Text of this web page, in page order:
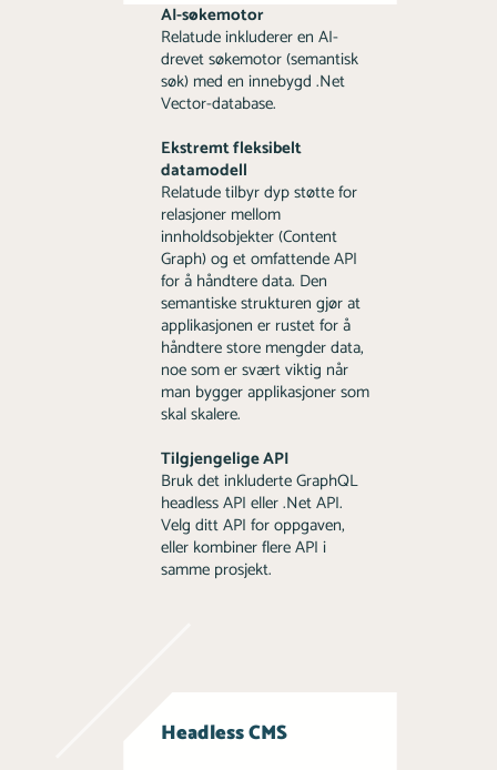
AI-søkemotor
Relatude inkluderer en AI-
drevet søkemotor (semantisk
søk) med en innebygd .Net
Vector-database.
Ekstremt fleksibelt
datamodell
Relatude tilbyr dyp støtte for
relasjoner mellom
innholdsobjekter (Content
Graph) og et omfattende API
for å håndtere data. Den
semantiske strukturen gjør at
applikasjonen er rustet for å
håndtere store mengder data,
noe som er svært viktig når
man bygger applikasjoner som
skal skalere.
Tilgjengelige API
Bruk det inkluderte GraphQL
headless API eller .Net API.
Velg ditt API for oppgaven,
eller kombiner flere API i
samme prosjekt.
Headless CMS